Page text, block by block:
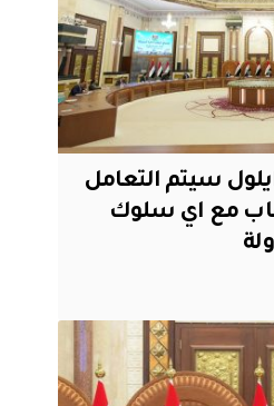
الدولة: بعد 30 ايلول سيتم التعامل
مع اي سلوك